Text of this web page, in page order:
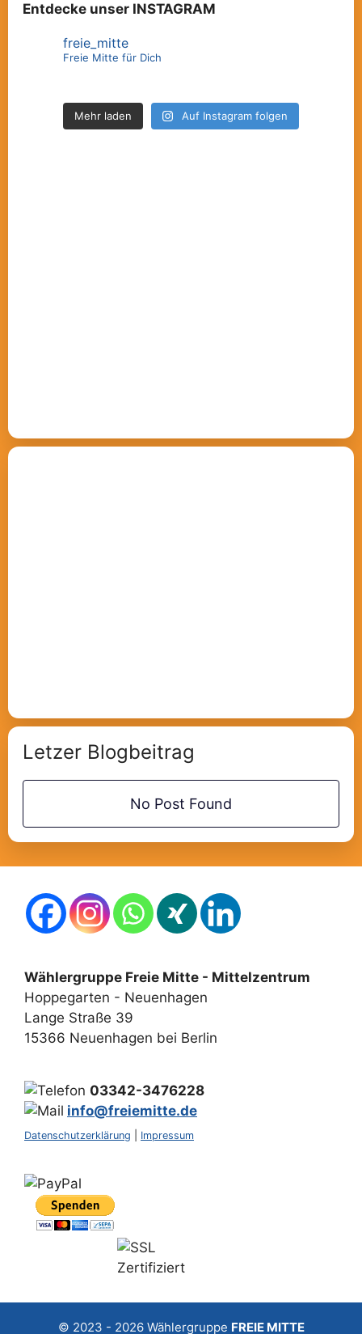
Entdecke unser INSTAGRAM
freie_mitte
Freie Mitte für Dich
Mehr laden Auf Instagram folgen
Letzer Blogbeitrag
No Post Found
Wählergruppe Freie Mitte - Mittelzentrum
Hoppegarten - Neuenhagen
Lange Straße 39
15366 Neuenhagen bei Berlin
03342-3476228
info@freiemitte.de
Datenschutzerklärung Impressum
© 2023 - 2026 Wählergruppe FREIE MITTE